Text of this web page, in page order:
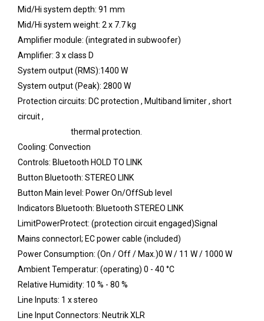
Mid/Hi system depth: 91 mm
Mid/Hi system weight: 2 x 7.7 kg
Amplifier module: (integrated in subwoofer)
Amplifier: 3 x class D
System output (RMS):1400 W
System output (Peak): 2800 W
Protection circuits: DC protection , Multiband limiter , short
circuit ,
thermal protection.
Cooling: Convection
Controls: Bluetooth HOLD TO LINK
Button Bluetooth: STEREO LINK
Button Main level: Power On/OffSub level
Indicators Bluetooth: Bluetooth STEREO LINK
LimitPowerProtect: (protection circuit engaged)Signal
Mains connectorI; EC power cable (included)
Power Consumption: (On / Off / Max.)0 W / 11 W / 1000 W
Ambient Temperatur: (operating) 0 - 40 °C
Relative Humidity: 10 % - 80 %
Line Inputs: 1 x stereo
Line Input Connectors: Neutrik XLR